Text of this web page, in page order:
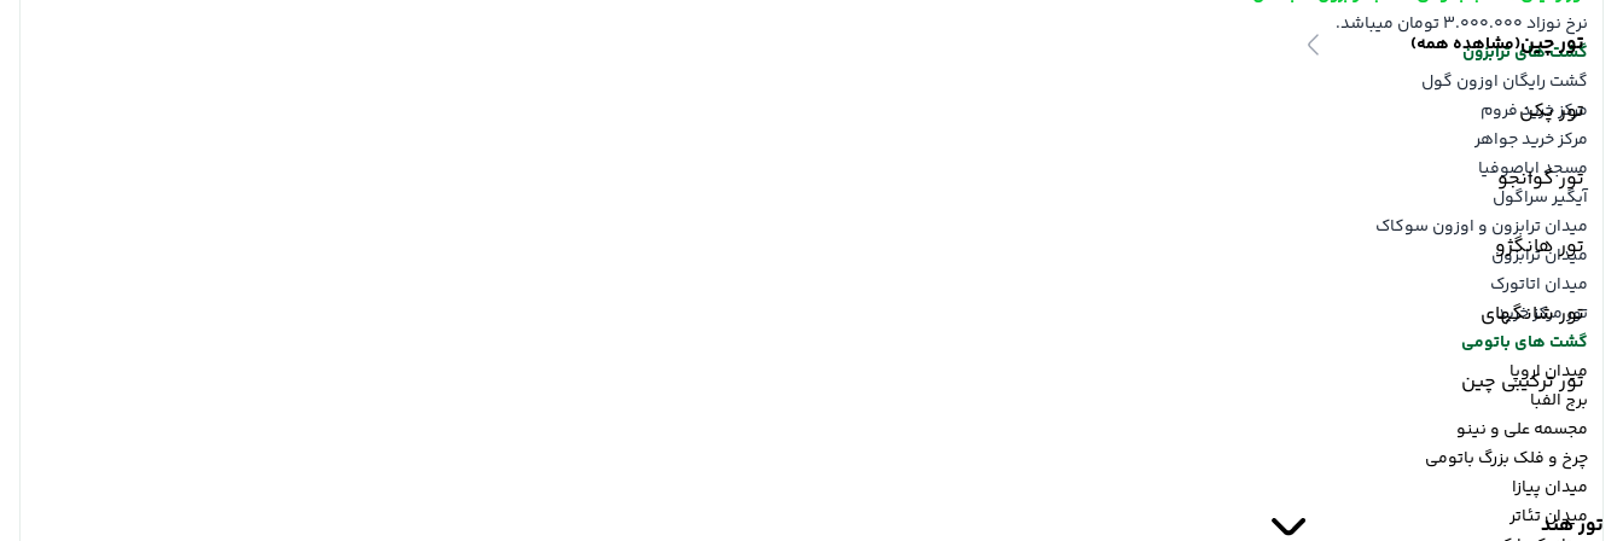
تور چین(مشاهده همه)
تور پکن
تور گوانجو
تور هانگژو
تور شانگهای
تور ترکیبی چین
تور هند
نرخ نوزاد 3.000.000 تومان میباشد.
گشت های ترابزون
گشت رایگان اوزون گول
مرکز خرید فروم
مرکز خرید جواهر
مسجد ایاصوفیا
آیگیر سراگول
میدان ترابزون و اوزون سوکاک
میدان ترابزون
میدان اتاتورک
تور مرکز خرید
گشت های باتومی
میدان اروپا
برج الفبا
مجسمه علی و نینو
چرخ و فلک بزرگ باتومی
میدان پیازا
میدان تئاتر